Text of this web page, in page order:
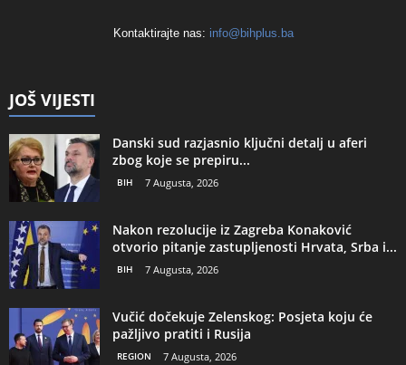
Kontaktirajte nas: info@bihplus.ba
JOŠ VIJESTI
Danski sud razjasnio ključni detalj u aferi
zbog koje se prepiru...
BIH 7 Augusta, 2026
Nakon rezolucije iz Zagreba Konaković
otvorio pitanje zastupljenosti Hrvata, Srba i...
BIH 7 Augusta, 2026
Vučić dočekuje Zelenskog: Posjeta koju će
pažljivo pratiti i Rusija
REGION 7 Augusta, 2026